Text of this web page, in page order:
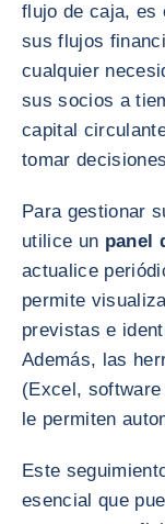
flujo de caja, es
sus flujos
cualquier
sus socios a
capital
tomar
Para gestionar
utilice un panel
actualice
permite
previstas e
Además, las
(Excel,
le permiten
Este
esencial que